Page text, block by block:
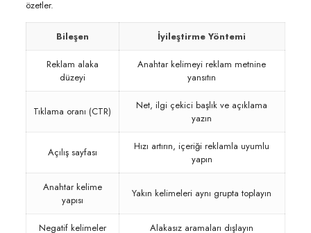
özetler.
Bileşen İyileştirme Yöntemi
Reklam alaka
düzeyi
Anahtar kelimeyi reklam metnine
yansıtın
Tıklama oranı (CTR)
Net, ilgi çekici başlık ve açıklama
yazın
Açılış sayfası
Hızı artırın, içeriği reklamla uyumlu
yapın
Anahtar kelime
yapısı
Yakın kelimeleri aynı grupta toplayın
Negatif kelimeler Alakasız aramaları dışlayın